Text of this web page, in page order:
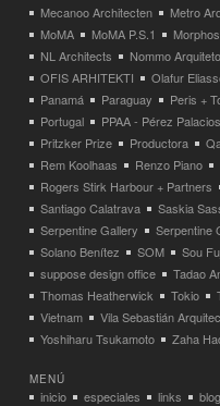
Mecanoo Architecten
Metro
MoMA
MoMA P.S.1
NL Architects
Nommo
OFIS ARHITEKTI
Olafur
Panamá
Paraguay Peris +
Portugal
PPAA - Pérez
Pritzker Prize
Productora
Rem Koolhaas
Renzo Piano
Rogers Stirk Harbour + Partners
Santiago Calatrava
Saskia
Serpentine Gallery
Serpentine
Solano Benítez
SOM Sou
suppose design office
Tadao
Thomas Heatherwick
Tokio
Vietnam
Vila Sebastián
Yoshiharu Tsukamoto
Zaha
MENÚ
inicio especiales links blog